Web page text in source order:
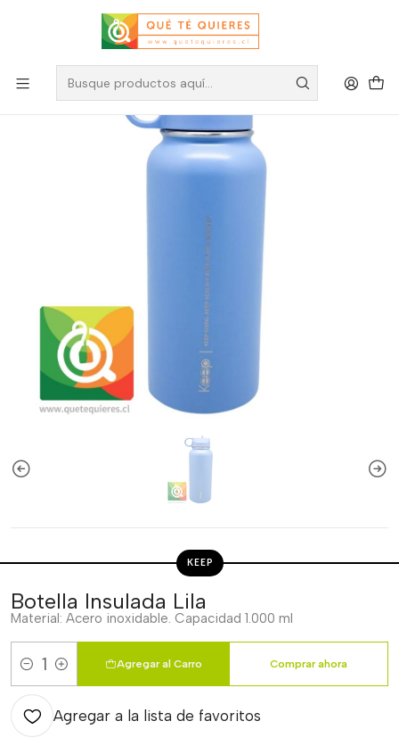
KEEP
Botella Insulada Lila
Material: Acero inoxidable. Capacidad 1.000 ml
Cantidad
Agregar al Carro Comprar ahora
Agregar a la lista de favoritos